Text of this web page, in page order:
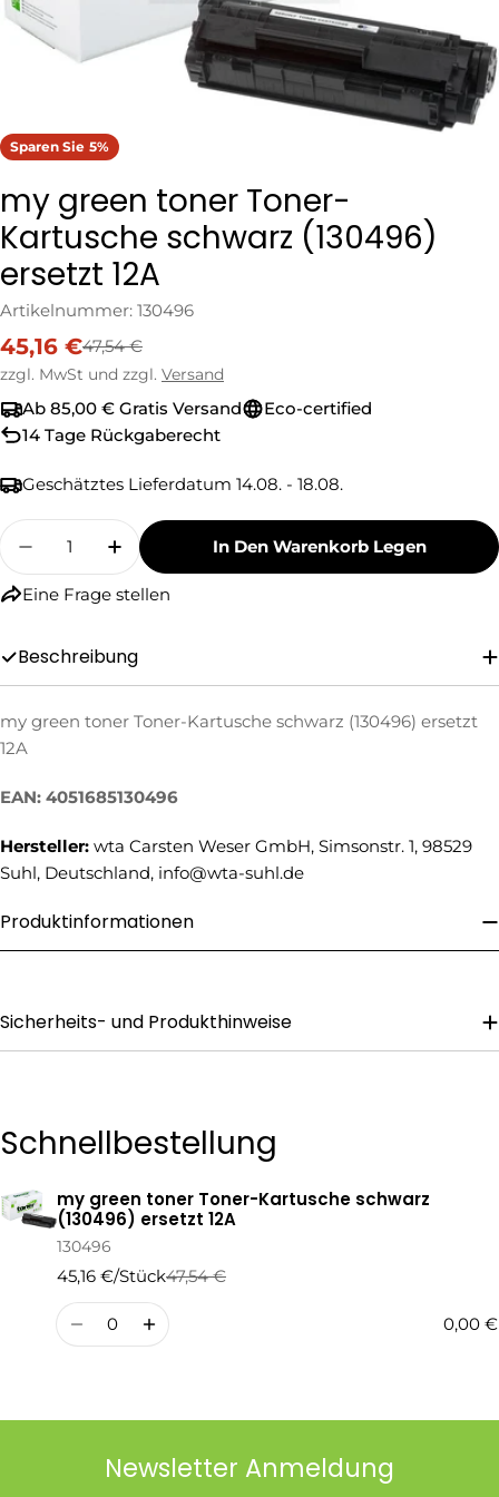
Sparen Sie 5%
my green toner Toner-
Kartusche schwarz (130496)
ersetzt 12A
Artikelnummer: 130496
Verkaufspreis
45,16 €
Regulärer
Preis
47,54 €
zzgl. MwSt und zzgl. Versand
Ab 85,00 € Gratis Versand
Eco-certified
14 Tage Rückgaberecht
Geschätztes Lieferdatum 14.08. - 18.08.
Menge
Menge Für My Green Toner Toner-
Menge Für My Green Toner Toner-
In Den Warenkorb Legen
Eine Frage stellen
Name
Ihre
Mail
Telefonnummer
Beschreibung
my green toner Toner-Kartusche schwarz (130496) ersetzt
12A
EAN: 4051685130496
Hersteller: wta Carsten Weser GmbH, Simsonstr. 1, 98529
Suhl, Deutschland, info@wta-suhl.de
Produktinformationen
Sicherheits- und Produkthinweise
Schnellbestellung
Ihr
Warenkorb
my green toner Toner-Kartusche schwarz
(130496) ersetzt 12A
130496
45,16 €/Stück
Regulärer
Preis
47,54 €
Verkaufspreis
Menge
0,00 €
Newsletter Anmeldung